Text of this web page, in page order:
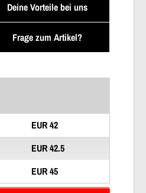
Deine Vorteile bei uns
Frage zum Artikel?
EUR 42
EUR 42.5
EUR 45